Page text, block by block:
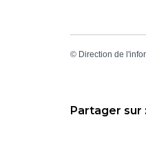
© Direction de
Partager sur :